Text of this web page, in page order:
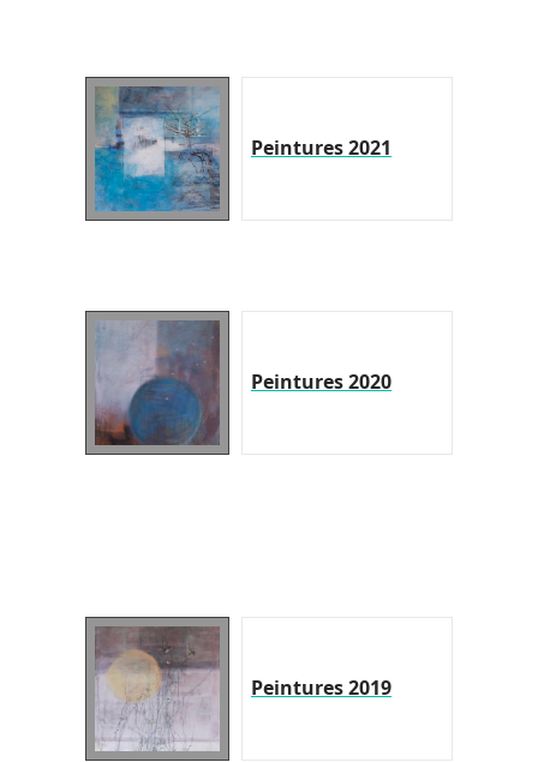
Peintures 2021
Peintures 2020
Peintures 2019